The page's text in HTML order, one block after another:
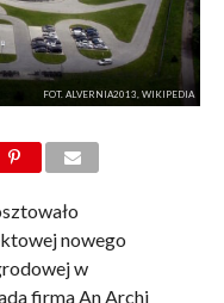
FOT. ALVERNIA2013, WIKIPEDIA
nowego
w
firma An Archi